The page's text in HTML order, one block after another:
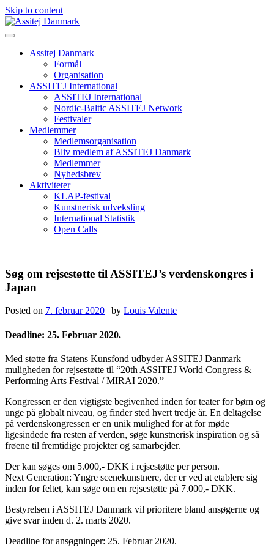
Skip to content
Assitej Danmark
Formål
Organisation
ASSITEJ International
ASSITEJ International
Nordic-Baltic ASSITEJ Network
Festivaler
Medlemmer
Medlemsorganisation
Bliv medlem af ASSITEJ Danmark
Medlemmer
Nyhedsbrev
Aktiviteter
KLAP-festival
Kunstnerisk udveksling
International Statistik
Open Calls
Søg om rejsestøtte til ASSITEJ’s verdenskongres i
Japan
Posted on 7. februar 2020 | by Louis Valente
Deadline: 25. Februar 2020.
Med støtte fra Statens Kunsfond udbyder ASSITEJ Danmark
muligheden for rejsestøtte til “20th ASSITEJ World Congress &
Performing Arts Festival / MIRAI 2020.”
Kongressen er den vigtigste begivenhed inden for teater for børn og
unge på globalt niveau, og finder sted hvert tredje år. En deltagelse
på verdenskongressen er en unik mulighed for at for møde
ligesindede fra resten af verden, søge kunstnerisk inspiration og så
frøene til fremtidige projekter og samarbejder.
Der kan søges om 5.000,- DKK i rejsestøtte per person.
Next Generation: Yngre scenekunstnere, der er ved at etablere sig
inden for feltet, kan søge om en rejsestøtte på 7.000,- DKK.
Bestyrelsen i ASSITEJ Danmark vil prioritere bland ansøgerne og
give svar inden d. 2. marts 2020.
Deadline for ansøgninger: 25. Februar 2020.